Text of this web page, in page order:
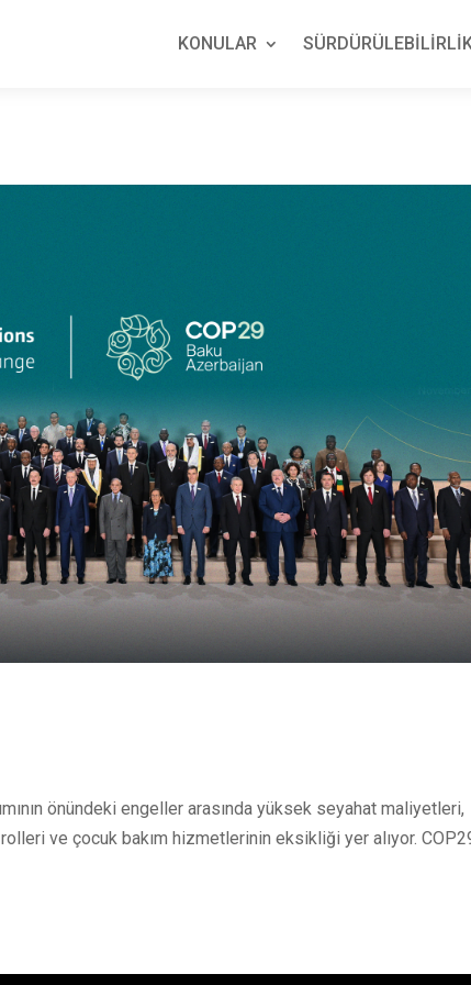
KONULAR
önündeki engeller arasında yüksek seyahat maliyetleri,
ve çocuk bakım hizmetlerinin eksikliği yer alıyor.